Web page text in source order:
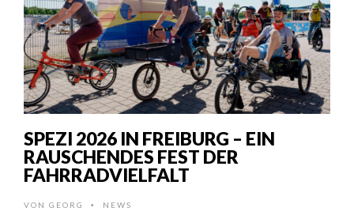
SPEZI 2026 IN FREIBURG – EIN
RAUSCHENDES FEST DER
FAHRRADVIELFALT
VON GEORG • NEWS